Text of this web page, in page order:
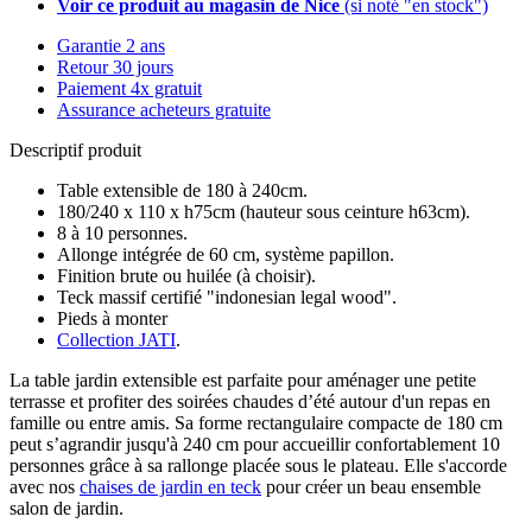
Voir ce produit au magasin de Nice (si noté "en stock")
Garantie 2 ans
Retour 30 jours
Paiement 4x gratuit
Assurance acheteurs gratuite
Descriptif produit
Table extensible de 180 à 240cm.
180/240 x 110 x h75cm (hauteur sous ceinture h63cm).
8 à 10 personnes.
Allonge intégrée de 60 cm, système papillon.
Finition brute ou huilée (à choisir).
Teck massif certifié "indonesian legal wood".
Pieds à monter
Collection JATI.
La table jardin extensible est parfaite pour aménager une petite
terrasse et profiter des soirées chaudes d’été autour d'un repas en
famille ou entre amis. Sa forme rectangulaire compacte de 180 cm
peut s’agrandir jusqu'à 240 cm pour accueillir confortablement 10
personnes grâce à sa rallonge placée sous le plateau. Elle s'accorde
avec nos chaises de jardin en teck pour créer un beau ensemble
salon de jardin.